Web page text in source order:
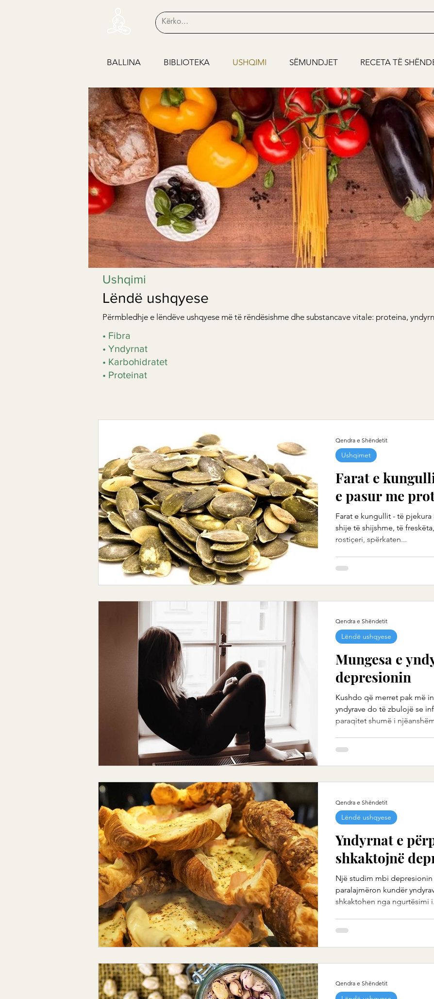
BALLINA BIBLIOTEKA USHQIMI SËMUNDJET RECETA TË
Ushqimi
Lëndë ushqyese
Përmbledhje e lëndëve ushqyese më të rëndësishme dhe substancave vitale: proteina,
• Fibra
• Yndyrnat
• Karbohidratet
• Proteinat
Farat e
e pasur me
Farat e kungullit - të
shije të shijshme, të
rostiçeri, spërkaten...
Ushqimet
Qendra e Shëndetit
Mungesa e
depresionin
Kushdo që merret pak më
yndyrave do të zbulojë se
paraqitet shumë i
Lëndë ushqyese
Qendra e Shëndetit
Yndyrnat e
shkaktojnë
Një studim mbi
paralajmëron kundër
shkaktohen nga ngurtësimi
Lëndë ushqyese
Qendra e Shëndetit
Qendra e Shëndetit